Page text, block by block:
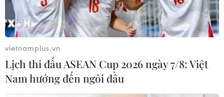
vietnamplus.vn
Lịch thi đấu ASEAN Cup 2026 ngày 7/8: Việt
Nam hướng đến ngôi đầu